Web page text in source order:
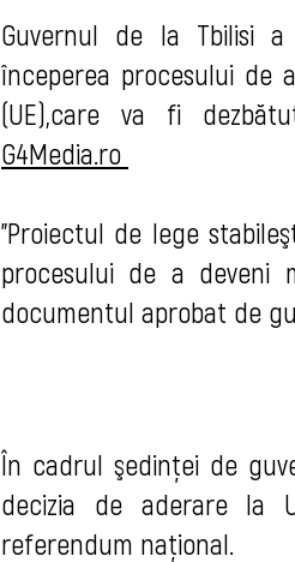
Guvernul de la Tbilisi
începerea procesului de
(UE),care va fi
G4Media.ro
"Proiectul de lege
procesului de a deveni
documentul aprobat de
În cadrul şedinţei de
decizia de aderare la
referendum naţional.